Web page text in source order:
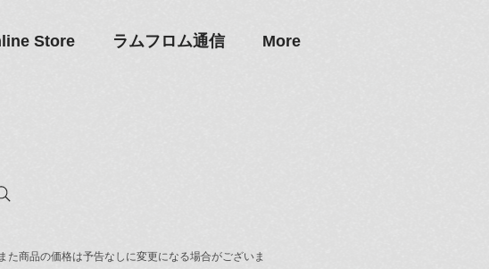
Store ラムフロム通信 More
商品の価格は予告なしに変更になる場合がございま